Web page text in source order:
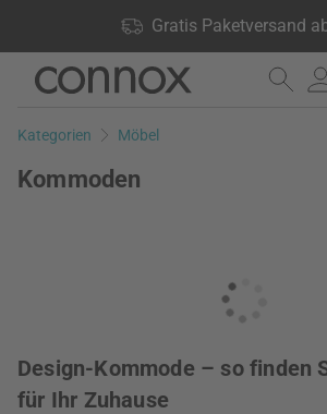
Gratis Paketversand
lagernd, 60 Tage Rückgaberecht
Direkt
Seiteninhalt
Direkt
Suchfeld
Kategorien Möbel
Kommoden
Design-Kommode – so finden
für Ihr Zuhause